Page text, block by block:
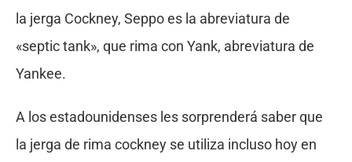
la jerga Cockney, Seppo es la abreviatura de
«septic tank», que rima con Yank, abreviatura de
Yankee.
A los estadounidenses les sorprenderá saber que
la jerga de rima cockney se utiliza incluso hoy en